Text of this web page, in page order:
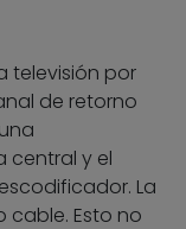
televisión por
de retorno
central y el
La
cable. Esto no